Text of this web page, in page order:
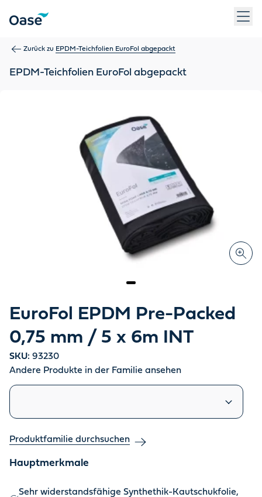
Zurück zu EPDM-Teichfolien EuroFol abgepackt
EPDM-Teichfolien EuroFol abgepackt
EuroFol EPDM Pre-Packed
0,75 mm / 5 x 6m INT
SKU: 93230
Andere Produkte in der Familie ansehen
Ähnliche Produkte
Produktfamilie durchsuchen
Hauptmerkmale
Sehr widerstandsfähige Synthethik-Kautschukfolie,